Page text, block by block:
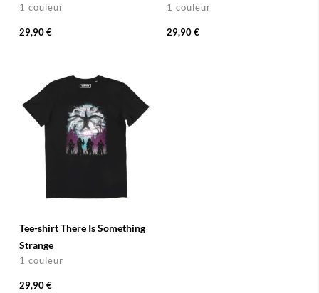
1 couleur
29,90 €
1 couleur
29,90 €
Tee-shirt There Is Something
Strange
1 couleur
29,90 €